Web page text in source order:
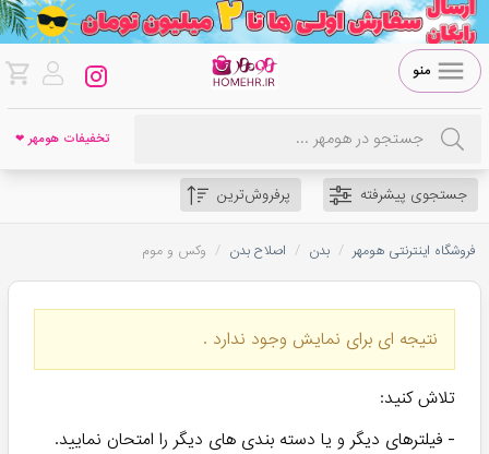
منو
تخفیفات هومهر ❤
جستجوی پیشرفته پرفروش‌ترین
فروشگاه اینترنتی هومهر / بدن / اصلاح بدن / وکس و موم
نتیجه ای برای نمایش وجود ندارد .
تلاش کنید:
- فیلترهای دیگر و یا دسته بندی های دیگر را امتحان نمایید.